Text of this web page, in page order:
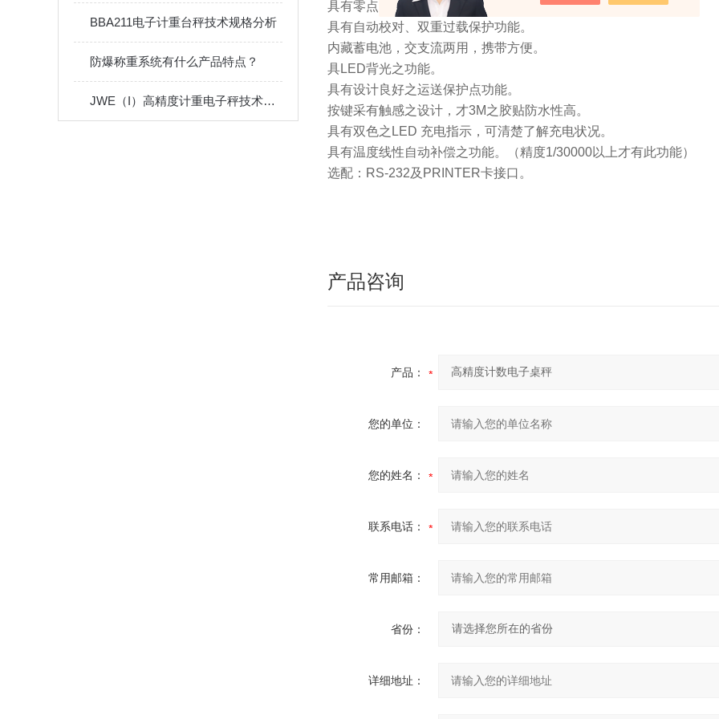
BBA211电子计重台秤技术规格分析
防爆称重系统有什么产品特点？
JWE（I）高精度计重电子秤技术参数
具有零点追踪、全段去皮、预去皮之功能。
具有自动校对、双重过载保护功能。
内藏蓄电池，交支流两用，携带方便。
具LED背光之功能。
具有设计良好之运送保护点功能。
按键采有触感之设计，才3M之胶贴防水性高。
具有双色之LED 充电指示，可清楚了解充电状况。
具有温度线性自动补偿之功能。（精度1/30000以上才有此功能）
选配：RS-232及PRINTER卡接口。
产品咨询
产品：
您的单位：
您的姓名：
联系电话：
常用邮箱：
省份：
详细地址：